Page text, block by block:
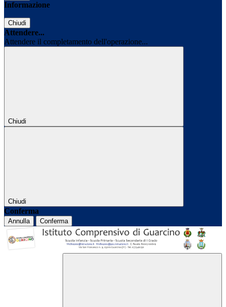
Informazione
Chiudi
Attendere...
Attendere il completamento dell'operazione...
Chiudi
Chiudi
Conferma
Annulla Conferma